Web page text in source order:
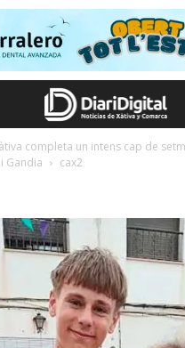
completa un intens cap de
Gandia
cax2